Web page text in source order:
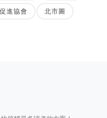
進協會 北市圖